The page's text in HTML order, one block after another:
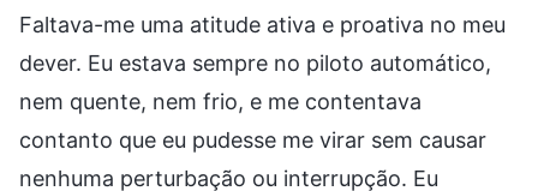
Faltava-me uma atitude ativa e proativa no meu
dever. Eu estava sempre no piloto automático,
nem quente, nem frio, e me contentava
contanto que eu pudesse me virar sem causar
nenhuma perturbação ou interrupção. Eu